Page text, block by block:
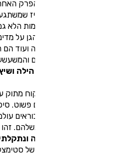
מצליחה לכתוב את הפרק
החדש. אפליקציית וייז
נוסעים אל יער החלומות הלא
שמגדל שפם ויוצא להגן על
שנות החמישים – אלה ועוד הם
הפנטסטיים, הרגישים
הילה
ושיץ־ברק יודעת לרקוח מתוק
עם מציאות, פרוע עם פשוט.
במיומנות ובכישרון ובוראים
מחשבה עם חוקים משלהם.
יצאתי לריצה
– מרשימת האהובים של